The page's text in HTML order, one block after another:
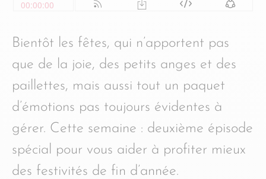
Bientôt les fêtes, qui n’apportent pas
que de la joie, des petits anges et des
paillettes, mais aussi tout un paquet
d’émotions pas toujours évidentes à
gérer. Cette semaine : deuxième épisode
spécial pour vous aider à profiter mieux
des festivités de fin d’année.